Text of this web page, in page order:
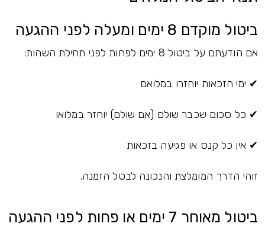
ביטול מוקדם 8 ימים ומעלה לפני ההגעה
אם הודעתם על ביטול 8 ימים לפחות לפני תחילת השהות:
✔ ימי הזכאות יוחזרו במלואם
✔ כל סכום שכבר שולם (אם שולם) יוחזר במלואו
✔ אין כל קנס או פגיעה בזכאות
זוהי הדרך המומלצת והנכונה לבטל הזמנה.
ביטול מאוחר 7 ימים או פחות לפני ההגעה